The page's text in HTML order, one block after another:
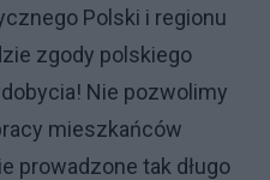
Polski i regionu
zgody polskiego
Nie pozwolimy
mieszkańców
prowadzone tak długo